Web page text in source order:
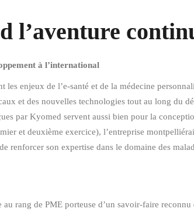
à l’international
enjeux de l’e-santé et de la médecine
et des nouvelles technologies tout au long du
par Kyomed servent aussi bien pour la
et deuxième exercice), l’entreprise
renforcer son expertise dans le domaine des
rang de PME porteuse d’un savoir-faire